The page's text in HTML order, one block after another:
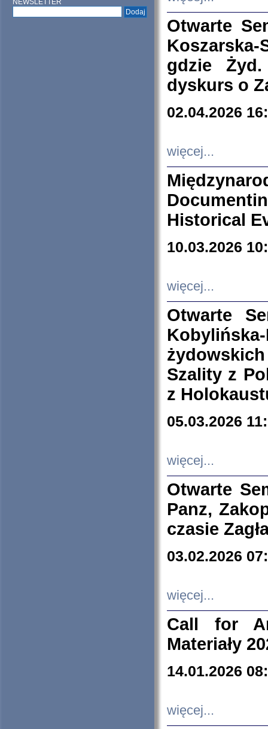
NEWSLETTER
Otwarte
Koszarska-
gdzie
dyskurs o
02.04.2026
więcej...
Historical
10.03.2026
więcej...
Otwarte
Szality z
z
05.03.2026
więcej...
Otwarte
Panz,
czasie
03.02.2026
więcej...
Call for
Materiały
14.01.2026
więcej...